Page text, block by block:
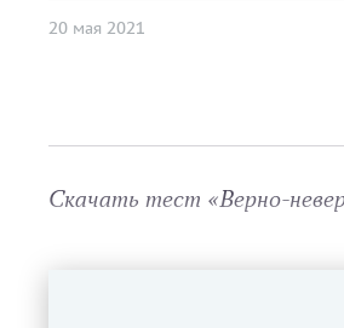
20 мая 2021
Скачать тест «Верно-